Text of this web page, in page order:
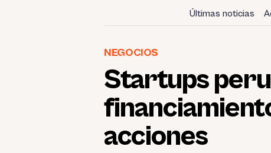
Últimas noticias
NEGOCIOS
Startups
acciones